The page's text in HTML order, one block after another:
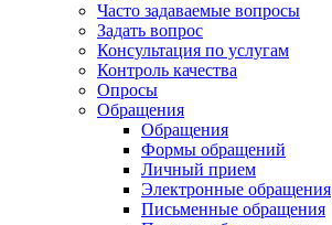
Часто задаваемые вопросы
Задать вопрос
Консультация по услугам
Контроль качества
Опросы
Обращения
Обращения
Формы обращений
Личный прием
Электронные обращения
Письменные обращения